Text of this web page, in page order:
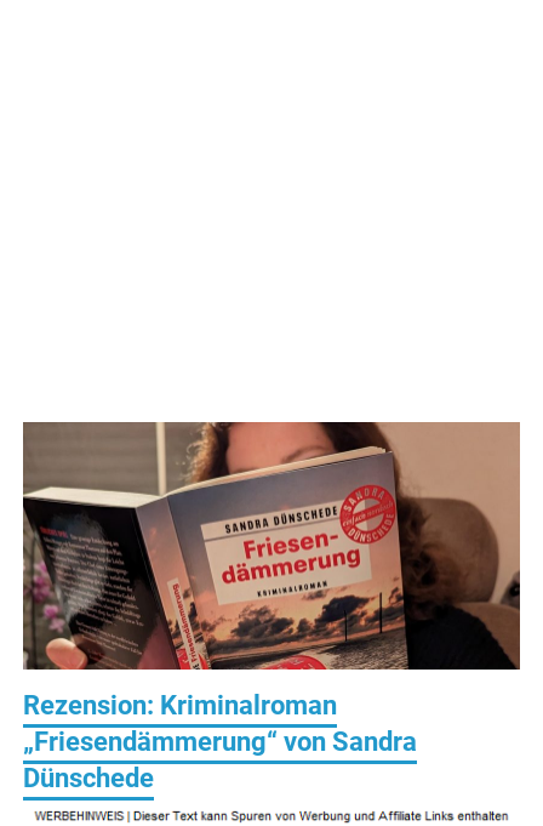
Rezension: Kriminalroman
„Friesendämmerung“ von Sandra
Dünschede